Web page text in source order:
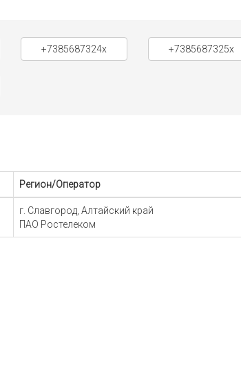
+7385687324x +7385687325x
Регион/Оператор
г. Славгород, Алтайский край
ПАО Ростелеком